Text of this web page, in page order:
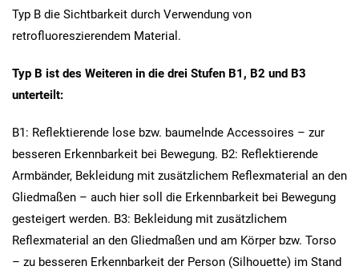
Typ B die Sichtbarkeit durch Verwendung von
retrofluoreszierendem Material.
Typ B ist des Weiteren in die drei Stufen B1, B2 und B3
unterteilt:
B1: Reflektierende lose bzw. baumelnde Accessoires – zur
besseren Erkennbarkeit bei Bewegung. B2: Reflektierende
Armbänder, Bekleidung mit zusätzlichem Reflexmaterial an den
Gliedmaßen – auch hier soll die Erkennbarkeit bei Bewegung
gesteigert werden. B3: Bekleidung mit zusätzlichem
Reflexmaterial an den Gliedmaßen und am Körper bzw. Torso
– zu besseren Erkennbarkeit der Person (Silhouette) im Stand